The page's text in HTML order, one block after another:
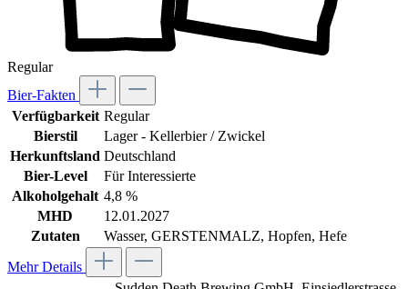
Regular
Bier-Fakten
Verfügbarkeit Regular
Bierstil
Lager - Kellerbier / Zwickel
Herkunftsland Deutschland
Bier-Level
Für Interessierte
Alkoholgehalt 4,8 %
MHD
12.01.2027
Zutaten
Wasser, GERSTENMALZ, Hopfen, Hefe
Mehr Details